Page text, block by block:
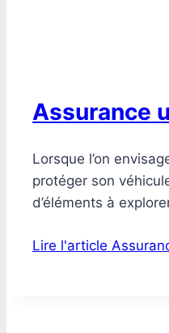
Assurance
Lorsque l’on
protéger son
d’éléments à
Lire l'article